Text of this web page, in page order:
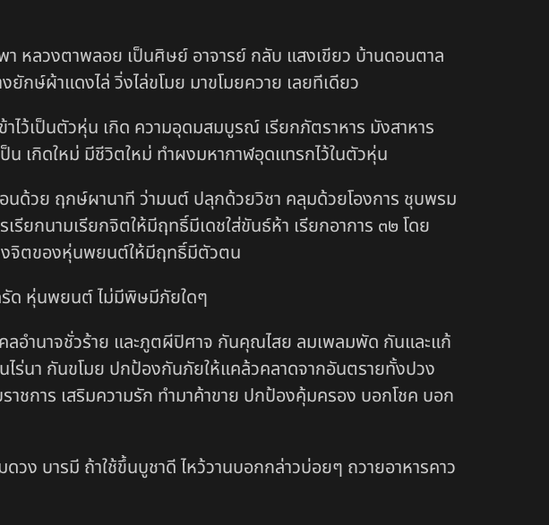
ลวงตาพลอย เป็นศิษย์ อาจารย์ กลับ แสงเขียว บ้านดอนตาล
ษ์ผ้าแดงไล่ วิ่งไล่ขโมย มาขโมยควาย เลยทีเดียว
ไว้เป็นตัวหุ่น เกิด ความอุดมสมบูรณ์ เรียกภัตราหาร มังสาหาร
เกิดใหม่ มีชีวิตใหม่ ทำผงมหากาฬอุดแทรกไว้ในตัวหุ่น
ด้วย ฤกษ์ผานาที ว่ามนต์ ปลุกด้วยวิชา คลุมด้วยโองการ ชุบพรม
กนามเรียกจิตให้มีฤทธิ์มีเดชใส่ขันธ์ห้า เรียกอาการ ๓๒ โดย
งจิตของหุ่นพยนต์ให้มีฤทธิ์มีตัวตน
รัด หุ่นพยนต์ ไม่มีพิษมีภัยใดๆ
ลอำนาจชั่วร้าย และภูตผีปิศาจ กันคุณไสย ลมเพลมพัด กันและแก้
ไร่นา กันขโมย ปกป้องกันภัยให้แคล้วคลาดจากอันตรายทั้งปวง
ชการ เสริมความรัก ทำมาค้าขาย ปกป้องคุ้มครอง บอกโชค บอก
บารมี ถ้าใช้ขึ้นบูชาดี ไหว้วานบอกกล่าวบ่อยๆ ถวายอาหารคาว